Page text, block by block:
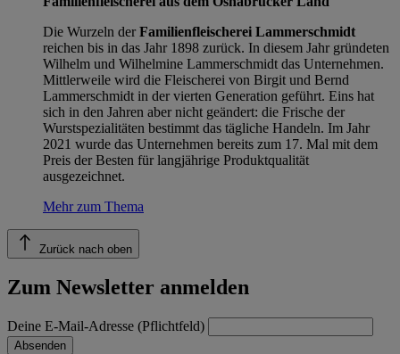
Die Wurzeln der Familienfleischerei Lammerschmidt
reichen bis in das Jahr 1898 zurück. In diesem Jahr gründeten
Wilhelm und Wilhelmine Lammerschmidt das Unternehmen.
Mittlerweile wird die Fleischerei von Birgit und Bernd
Lammerschmidt in der vierten Generation geführt. Eins hat
sich in den Jahren aber nicht geändert: die Frische der
Wurstspezialitäten bestimmt das tägliche Handeln. Im Jahr
2021 wurde das Unternehmen bereits zum 17. Mal mit dem
Preis der Besten für langjährige Produktqualität
ausgezeichnet.
Mehr zum Thema
Zurück nach oben
Zum Newsletter anmelden
Deine E-Mail-Adresse (Pflichtfeld)
Absenden